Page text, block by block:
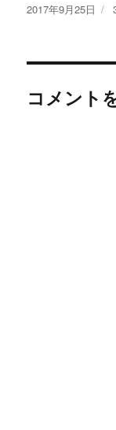
投
2017年9月25日
コメント